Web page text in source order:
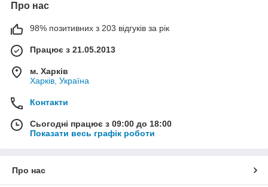
Про нас
98% позитивних з 203 відгуків за рік
Працює з 21.05.2013
м. Харків
Харків, Україна
Контакти
Сьогодні працює з 09:00 до 18:00
Показати весь графік роботи
Про нас